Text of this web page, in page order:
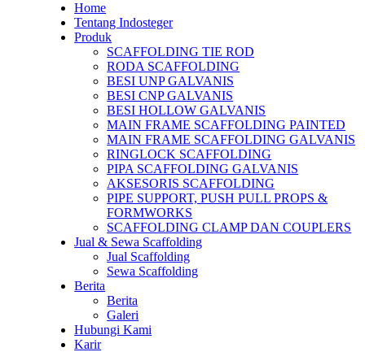
Home
Tentang Indosteger
Produk
SCAFFOLDING TIE ROD
RODA SCAFFOLDING
BESI UNP GALVANIS
BESI CNP GALVANIS
BESI HOLLOW GALVANIS
MAIN FRAME SCAFFOLDING PAINTED
MAIN FRAME SCAFFOLDING GALVANIS
RINGLOCK SCAFFOLDING
PIPA SCAFFOLDING GALVANIS
AKSESORIS SCAFFOLDING
PIPE SUPPORT, PUSH PULL PROPS &
FORMWORKS
SCAFFOLDING CLAMP DAN COUPLERS
Jual & Sewa Scaffolding
Jual Scaffolding
Sewa Scaffolding
Berita
Berita
Galeri
Hubungi Kami
Karir